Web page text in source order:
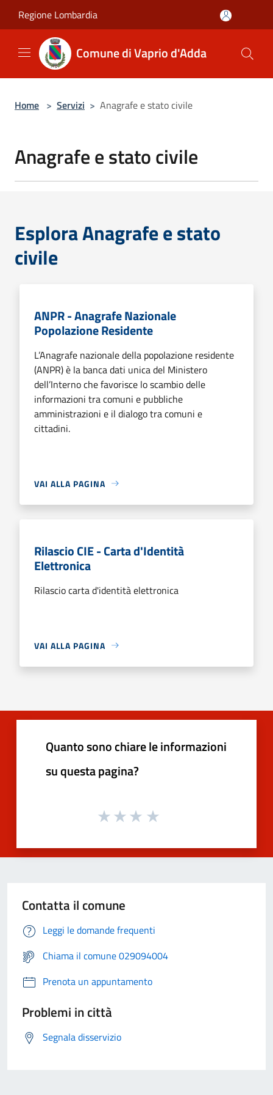
Regione Lombardia
Comune di Vaprio d'Adda
Home > Servizi > Anagrafe e stato civile
Anagrafe e stato civile
Esplora Anagrafe e stato
civile
ANPR - Anagrafe Nazionale
Popolazione Residente
L’Anagrafe nazionale della popolazione residente
(ANPR) è la banca dati unica del Ministero
dell’Interno che favorisce lo scambio delle
informazioni tra comuni e pubbliche
amministrazioni e il dialogo tra comuni e
cittadini.
VAI ALLA PAGINA
Rilascio CIE - Carta d'Identità
Elettronica
Rilascio carta d'identità elettronica
VAI ALLA PAGINA
Quanto sono chiare le informazioni
su questa pagina?
Contatta il comune
Leggi le domande frequenti
Chiama il comune 029094004
Prenota un appuntamento
Problemi in città
Segnala disservizio